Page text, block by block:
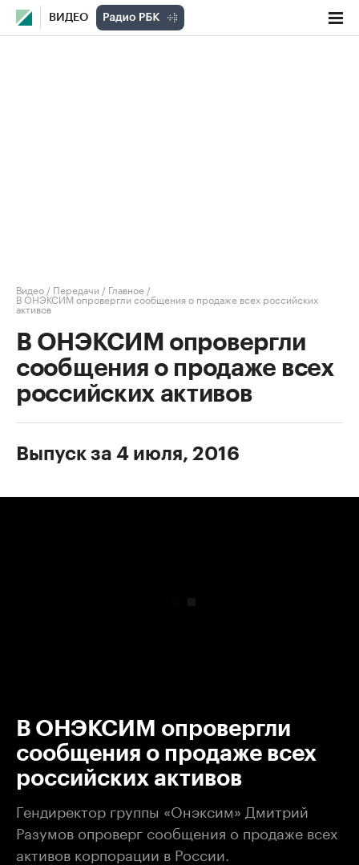
ВИДЕО
Видео / Передачи / Главное /
В ОНЭКСИМ опровергли сообщения о продаже всех российских
активов
В ОНЭКСИМ опровергли
сообщения о продаже всех
российских активов
Выпуск за 4 июля, 2016
В ОНЭКСИМ опровергли
сообщения о продаже всех
российских активов
Гендиректор группы «Онэксим» Дмитрий
Разумов опроверг сообщения о продаже всех
активов корпорации в России.